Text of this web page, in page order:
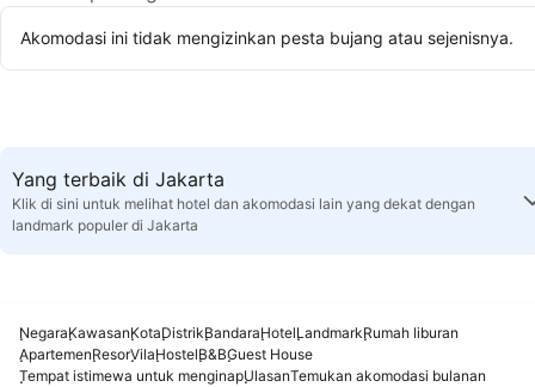
Akomodasi ini tidak mengizinkan pesta bujang atau sejenisnya.
Yang terbaik di Jakarta
Klik di sini untuk melihat hotel dan akomodasi lain yang dekat dengan
landmark populer di Jakarta
NegaraKawasanKotaDistrikBandaraHotelLandmarkRumah liburan
ApartemenResorVilaHostelB&BGuest House
Tempat istimewa untuk menginapUlasanTemukan akomodasi bulanan